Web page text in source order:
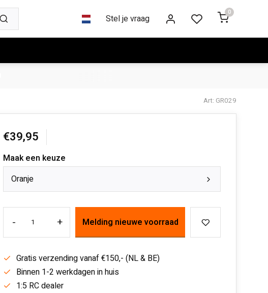
Stel je vraag
0
Art: GR029
€39,95
Maak een keuze
Oranje
- + Melding nieuwe voorraad
Gratis verzending vanaf €150,- (NL & BE)
Binnen 1-2 werkdagen in huis
1:5 RC dealer